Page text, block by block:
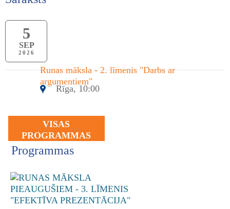
5
SEP
2026
Runas māksla - 2. līmenis "Darbs ar
argumentiem"
Rīga, 10:00
VISAS
PROGRAMMAS
Programmas